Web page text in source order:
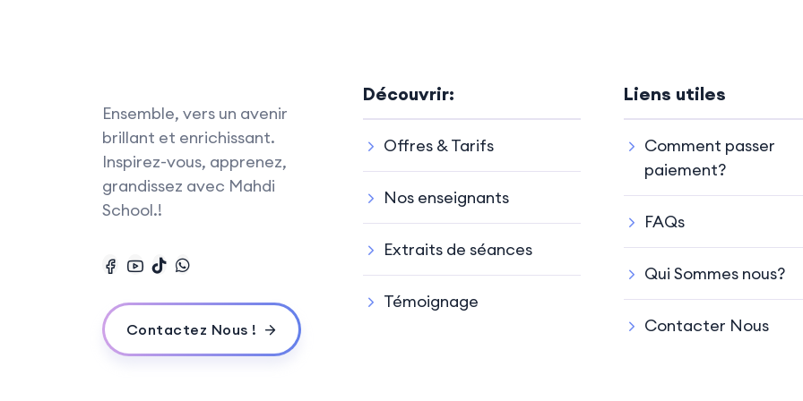
Ensemble, vers un avenir
brillant et enrichissant.
Inspirez-vous, apprenez,
grandissez avec Mahdi
School.!
Contactez Nous !
Découvrir:
Offres & Tarifs
Nos enseignants
Extraits de séances
Témoignage
Liens utiles
Comment passer
paiement?
FAQs
Qui Sommes nous?
Contacter Nous